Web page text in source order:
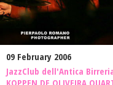
09 February 2006
JazzClub dell'Antica